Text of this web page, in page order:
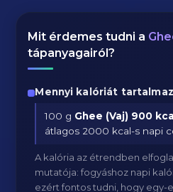
Mit érdemes tudni a
tápanyagairól?
Mennyi kalóriát
100 g Ghee (Vaj) 900
átlagos 2000 kcal-s napi
A kalória az étrendben
mutatója: fogyáshoz napi
ezért fontos tudni, hogy egy-